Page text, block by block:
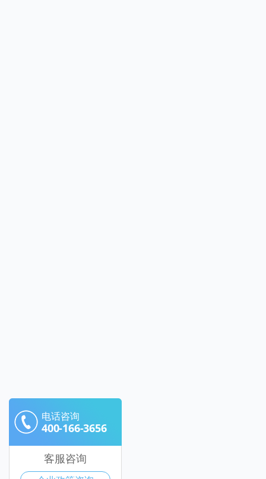
电话咨询
400-166-3656
客服咨询